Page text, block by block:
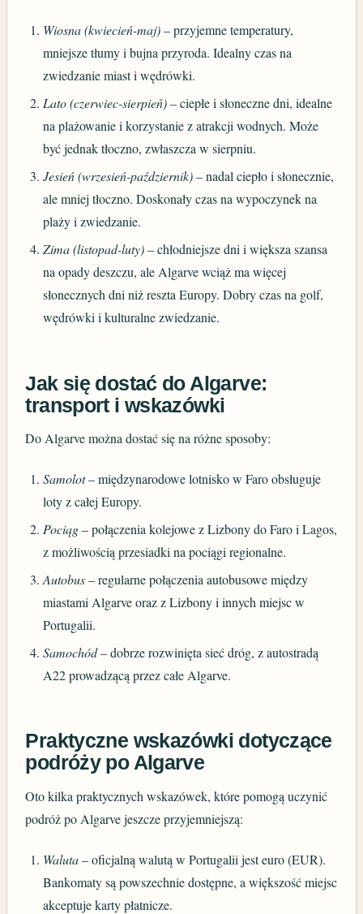
Wiosna (kwiecień-maj)– przyjemne temperatury,
mniejsze tłumy i bujna przyroda. Idealny czas na
zwiedzanie miast i wędrówki.
Lato (czerwiec-sierpień)– ciepłe i słoneczne dni, idealne
na plażowanie i korzystanie z atrakcji wodnych. Może
być jednak tłoczno, zwłaszcza w sierpniu.
Jesień (wrzesień-październik)– nadal ciepło i słonecznie,
ale mniej tłoczno. Doskonały czas na wypoczynek na
plaży i zwiedzanie.
Zima (listopad-luty)– chłodniejsze dni i większa szansa
na opady deszczu, ale Algarve wciąż ma więcej
słonecznych dni niż reszta Europy. Dobry czas na golf,
wędrówki i kulturalne zwiedzanie.
Jak się dostać do Algarve:
transport i wskazówki
Do Algarve można dostać się na różne sposoby:
Samolot– międzynarodowe lotnisko w Faro obsługuje
loty z całej Europy.
Pociąg– połączenia kolejowe z Lizbony do Faro i Lagos,
z możliwością przesiadki na pociągi regionalne.
Autobus– regularne połączenia autobusowe między
miastami Algarve oraz z Lizbony i innych miejsc w
Portugalii.
Samochód– dobrze rozwinięta sieć dróg, z autostradą
A22 prowadzącą przez całe Algarve.
Praktyczne wskazówki dotyczące
podróży po Algarve
Oto kilka praktycznych wskazówek, które pomogą uczynić
podróż po Algarve jeszcze przyjemniejszą:
Waluta– oficjalną walutą w Portugalii jest euro (EUR).
Bankomaty są powszechnie dostępne, a większość miejsc
akceptuje karty płatnicze.